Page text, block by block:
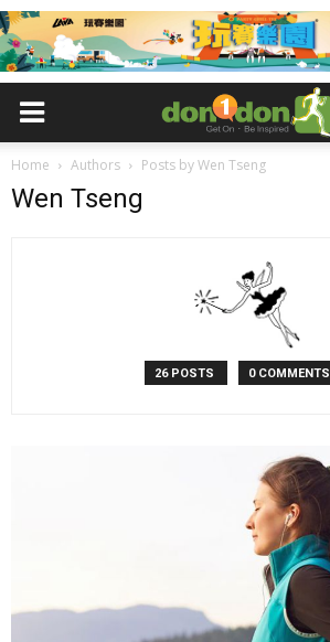
Home Authors Posts by Wen Tseng
Wen Tseng
26 POSTS 0 COMMENTS